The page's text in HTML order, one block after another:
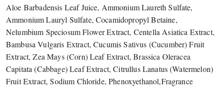
Aloe Barbadensis Leaf Juice, Ammonium Laureth Sulfate,
Ammonium Lauryl Sulfate, Cocamidopropyl Betaine,
Nelumbium Speciosum Flower Extract, Centella Asiatica Extract,
Bambusa Vulgaris Extract, Cucumis Sativus (Cucumber) Fruit
Extract, Zea Mays (Corn) Leaf Extract, Brassica Oleracea
Capitata (Cabbage) Leaf Extract, Citrullus Lanatus (Watermelon)
Fruit Extract, Sodium Chloride, Phenoxyethanol,Fragrance